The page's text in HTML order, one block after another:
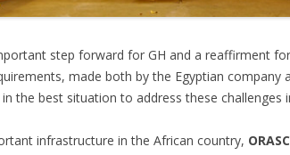
step forward for GH and a reaffirment
made both by the Egyptian company
the best situation to address these challenges
infrastructure in the African country,